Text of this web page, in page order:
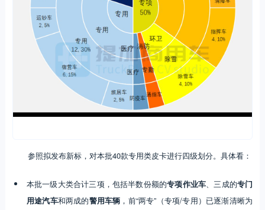
参照拟发布新标，对本批40款专用类皮卡进行四级划分。具体看：
本批一级大类合计三项，包括半数份额的专项作业车 、三成的专门
用途汽车和两成的警用车辆 ，前“两专”（专项/专用）已逐渐清晰为